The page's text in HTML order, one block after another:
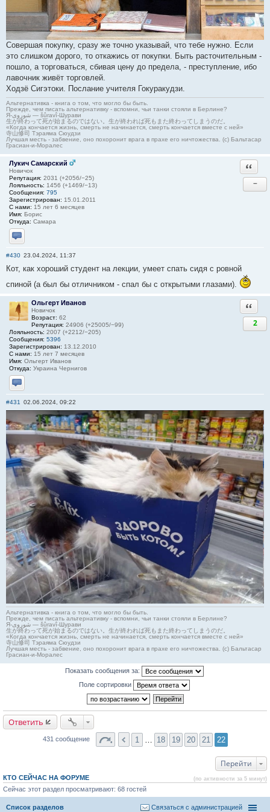
Совершая покупку, сразу же точно указывай, что тебе нужно. Если
это слишком дорого, то откажись от покупки. Быть расточительным -
пошло, а торговаться, сбивая цену до предела, - преступление, ибо
лавочник живёт торговлей.
Ходзё Сигэтоки. Послание учителя Гокуракудзи.
Альтернативка - книга о том, что могло бы быть.
Прежде, чем писать альтернативку - вспомни, чьи танки стояли в Берлине?
Я-شوروی — šûravî-Шурави
生が終わって死が始まるのではない。生が終われば死もまた終わってしまうのだ。
«Когда кончается жизнь, смерть не начинается, смерть кончается вместе с ней»
寺山修司 Тэраяма Сюудзи
Лучшая месть - забвение, оно похоронит врага в прахе его ничтожества. (с) Бальтасар
Грасиан-и-Моралес
Лукич Самарский
Новичок
Репутация: 2031 (+2056/−25)
Лояльность: 1456 (+1469/−13)
Сообщения: 795
Зарегистрирован: 15.01.2011
С нами: 15 лет 6 месяцев
Имя: Борис
Откуда: Самара
Отправить личное сообщение
−
#430 23.04.2024, 11:37
Кот, как хороший студент на лекции, умеет спать сидя с ровной
спиной (а был бы отличником - спал бы с открытыми глазами).
Ольгерт Иванов
Новичок
Возраст: 62
Репутация: 24906 (+25005/−99)
Лояльность: 2007 (+2212/−205)
Сообщения: 5396
Зарегистрирован: 13.12.2010
С нами: 15 лет 7 месяцев
Имя: Ольгерт Иванов
Откуда: Украина Чернигов
Отправить личное сообщение
2
#431 02.06.2024, 09:22
Альтернативка - книга о том, что могло бы быть.
Прежде, чем писать альтернативку - вспомни, чьи танки стояли в Берлине?
Я-شوروی — šûravî-Шурави
生が終わって死が始まるのではない。生が終われば死もまた終わってしまうのだ。
«Когда кончается жизнь, смерть не начинается, смерть кончается вместе с ней»
寺山修司 Тэраяма Сюудзи
Лучшая месть - забвение, оно похоронит врага в прахе его ничтожества. (с) Бальтасар
Грасиан-и-Моралес
Показать сообщения за:
Поле сортировки
Ответить
431 сообщение 1 18 19 20 21 22
Перейти
КТО СЕЙЧАС НА ФОРУМЕ (по активности за 5 минут)
Сейчас этот раздел просматривают: 68 гостей
Список разделов Связаться с администрацией